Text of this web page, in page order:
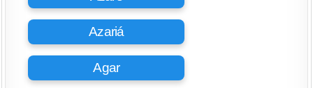
Azariá
Agar